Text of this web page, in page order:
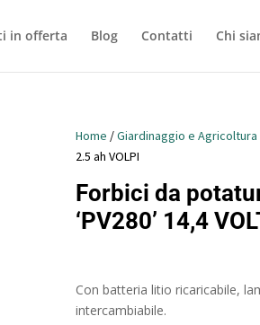
in offerta Blog Contatti Chi
Home /Giardinaggio e Agricoltura
2.5 ah VOLPI
Forbici da
‘PV280’ 14,4
Con batteria litio ricaricabile,
intercambiabile.